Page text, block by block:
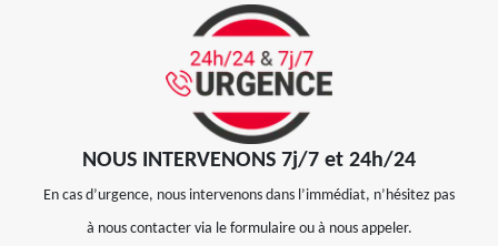
NOUS INTERVENONS 7j/7 et 24h/24
En cas d’urgence, nous intervenons dans l’immédiat, n’hésitez pas
à nous contacter via le formulaire ou à nous appeler.